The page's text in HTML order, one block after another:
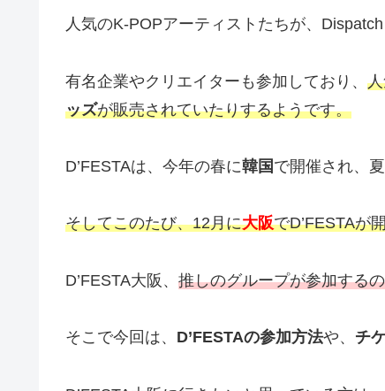
人気のK-POPアーティストたちが、
有名企業やクリエイターも参加しており、
ッズが販売されていたりするようです。
D’FESTAは、今年の春に韓国 で開催され、
そしてこのたび、12月に大阪でD’FESTAが
D’FESTA大阪、 推しのグループが参加する
そこで今回は、 D’FESTAの参加方法や、 チ